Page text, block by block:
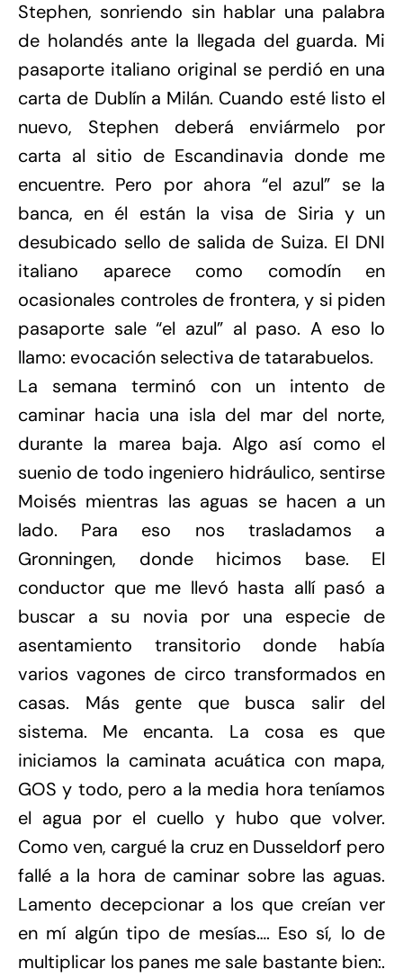
Stephen, sonriendo sin hablar una palabra
de holandés ante la llegada del guarda. Mi
pasaporte italiano original se perdió en una
carta de Dublín a Milán. Cuando esté listo el
nuevo, Stephen deberá enviármelo por
carta al sitio de Escandinavia donde me
encuentre. Pero por ahora “el azul” se la
banca, en él están la visa de Siria y un
desubicado sello de salida de Suiza. El DNI
italiano aparece como comodín en
ocasionales controles de frontera, y si piden
pasaporte sale “el azul” al paso. A eso lo
llamo: evocación selectiva de tatarabuelos.
La semana terminó con un intento de
caminar hacia una isla del mar del norte,
durante la marea baja. Algo así como el
suenio de todo ingeniero hidráulico, sentirse
Moisés mientras las aguas se hacen a un
lado. Para eso nos trasladamos a
Gronningen, donde hicimos base. El
conductor que me llevó hasta allí pasó a
buscar a su novia por una especie de
asentamiento transitorio donde había
varios vagones de circo transformados en
casas. Más gente que busca salir del
sistema. Me encanta. La cosa es que
iniciamos la caminata acuática con mapa,
GOS y todo, pero a la media hora teníamos
el agua por el cuello y hubo que volver.
Como ven, cargué la cruz en Dusseldorf pero
fallé a la hora de caminar sobre las aguas.
Lamento decepcionar a los que creían ver
en mí algún tipo de mesías…. Eso sí, lo de
multiplicar los panes me sale bastante bien:.